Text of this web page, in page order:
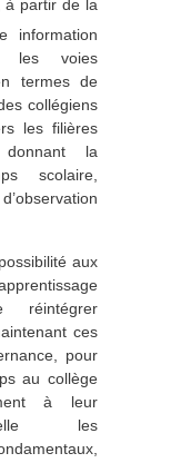
à partir de la
information
les voies
termes de
collégiens
les filières
donnant la
scolaire,
aux
ces
pour
au collège
à leur
les